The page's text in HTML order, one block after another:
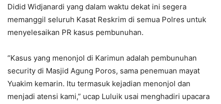
Didid Widjanardi yang dalam waktu dekat ini segera
memanggil seluruh Kasat Reskrim di semua Polres untuk
menyelesaikan PR kasus pembunuhan.
“Kasus yang menonjol di Karimun adalah pembunuhan
security di Masjid Agung Poros, sama penemuan mayat
Yuakim kemarin. Itu termasuk kejadian menonjol dan
menjadi atensi kami,” ucap Luluik usai menghadiri upacara